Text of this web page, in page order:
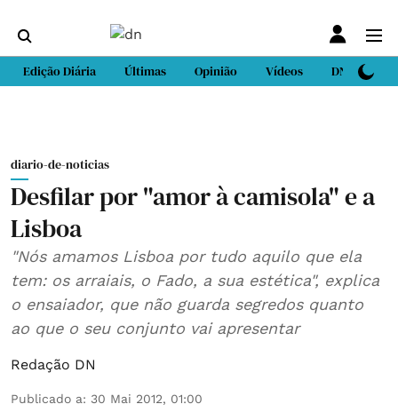
Edição Diária Últimas Opinião Vídeos DN Sport
diario-de-noticias
Desfilar por "amor à camisola" e a
Lisboa
"Nós amamos Lisboa por tudo aquilo que ela
tem: os arraiais, o Fado, a sua estética", explica
o ensaiador, que não guarda segredos quanto
ao que o seu conjunto vai apresentar
Redação DN
Publicado a: 30 Mai 2012, 01:00